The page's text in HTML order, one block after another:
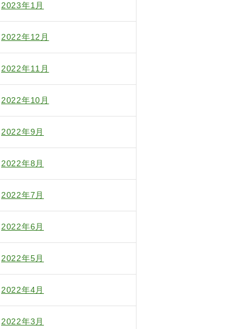
2023年1月
2022年12月
2022年11月
2022年10月
2022年9月
2022年8月
2022年7月
2022年6月
2022年5月
2022年4月
2022年3月